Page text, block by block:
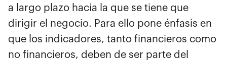
a largo plazo hacia la que se tiene que
dirigir el negocio. Para ello pone énfasis en
que los indicadores, tanto financieros como
no financieros, deben de ser parte del